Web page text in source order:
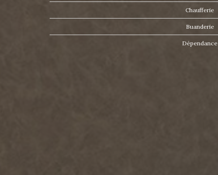
Chaufferie
Buanderie
Dépendance